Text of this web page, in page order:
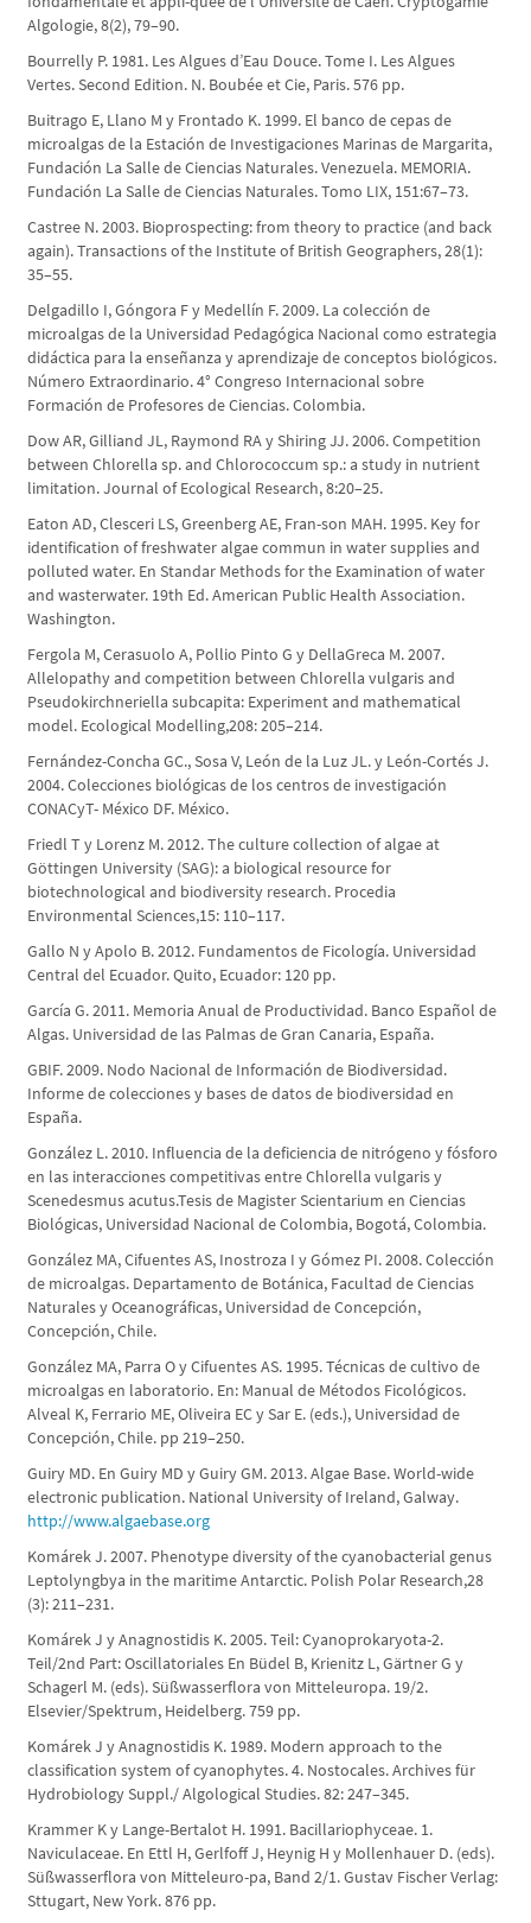
Algologie, 8(2), 79–90.
Bourrelly P. 1981. Les Algues d’Eau Douce. Tome I. Les Algues
Vertes. Second Edition. N. Boubée et Cie, Paris. 576 pp.
Buitrago E, Llano M y Frontado K. 1999. El banco de cepas de
microalgas de la Estación de Investigaciones Marinas de Margarita,
Fundación La Salle de Ciencias Naturales. Venezuela. MEMORIA.
Fundación La Salle de Ciencias Naturales. Tomo LIX, 151:67–73.
Castree N. 2003. Bioprospecting: from theory to practice (and back
again). Transactions of the Institute of British Geographers, 28(1):
35–55.
Delgadillo I, Góngora F y Medellín F. 2009. La colección de
microalgas de la Universidad Pedagógica Nacional como estrategia
didáctica para la enseñanza y aprendizaje de conceptos biológicos.
Número Extraordinario. 4° Congreso Internacional sobre
Formación de Profesores de Ciencias. Colombia.
Dow AR, Gilliand JL, Raymond RA y Shiring JJ. 2006. Competition
between Chlorella sp. and Chlorococcum sp.: a study in nutrient
limitation. Journal of Ecological Research, 8:20–25.
Eaton AD, Clesceri LS, Greenberg AE, Fran-son MAH. 1995. Key for
identification of freshwater algae commun in water supplies and
polluted water. En Standar Methods for the Examination of water
and wasterwater. 19th Ed. American Public Health Association.
Washington.
Fergola M, Cerasuolo A, Pollio Pinto G y DellaGreca M. 2007.
Allelopathy and competition between Chlorella vulgaris and
Pseudokirchneriella subcapita: Experiment and mathematical
model. Ecological Modelling,208: 205–214.
Fernández-Concha GC., Sosa V, León de la Luz JL. y León-Cortés J.
2004. Colecciones biológicas de los centros de investigación
CONACyT- México DF. México.
Friedl T y Lorenz M. 2012. The culture collection of algae at
Göttingen University (SAG): a biological resource for
biotechnological and biodiversity research. Procedia
Environmental Sciences,15: 110–117.
Gallo N y Apolo B. 2012. Fundamentos de Ficología. Universidad
Central del Ecuador. Quito, Ecuador: 120 pp.
García G. 2011. Memoria Anual de Productividad. Banco Español de
Algas. Universidad de las Palmas de Gran Canaria, España.
GBIF. 2009. Nodo Nacional de Información de Biodiversidad.
Informe de colecciones y bases de datos de biodiversidad en
España.
González L. 2010. Influencia de la deficiencia de nitrógeno y fósforo
en las interacciones competitivas entre Chlorella vulgaris y
Scenedesmus acutus.Tesis de Magister Scientarium en Ciencias
Biológicas, Universidad Nacional de Colombia, Bogotá, Colombia.
González MA, Cifuentes AS, Inostroza I y Gómez PI. 2008. Colección
de microalgas. Departamento de Botánica, Facultad de Ciencias
Naturales y Oceanográficas, Universidad de Concepción,
Concepción, Chile.
González MA, Parra O y Cifuentes AS. 1995. Técnicas de cultivo de
microalgas en laboratorio. En: Manual de Métodos Ficológicos.
Alveal K, Ferrario ME, Oliveira EC y Sar E. (eds.), Universidad de
Concepción, Chile. pp 219–250.
Guiry MD. En Guiry MD y Guiry GM. 2013. Algae Base. World-wide
electronic publication. National University of Ireland, Galway.
http://www.algaebase.org
Komárek J. 2007. Phenotype diversity of the cyanobacterial genus
Leptolyngbya in the maritime Antarctic. Polish Polar Research,28
(3): 211–231.
Komárek J y Anagnostidis K. 2005. Teil: Cyanoprokaryota-2.
Teil/2nd Part: Oscillatoriales En Büdel B, Krienitz L, Gärtner G y
Schagerl M. (eds). Süßwasserflora von Mitteleuropa. 19/2.
Elsevier/Spektrum, Heidelberg. 759 pp.
Komárek J y Anagnostidis K. 1989. Modern approach to the
classification system of cyanophytes. 4. Nostocales. Archives für
Hydrobiology Suppl./ Algological Studies. 82: 247–345.
Krammer K y Lange-Bertalot H. 1991. Bacillariophyceae. 1.
Naviculaceae. En Ettl H, Gerlfoff J, Heynig H y Mollenhauer D. (eds).
Süßwasserflora von Mitteleuro-pa, Band 2/1. Gustav Fischer Verlag:
Sttugart, New York. 876 pp.